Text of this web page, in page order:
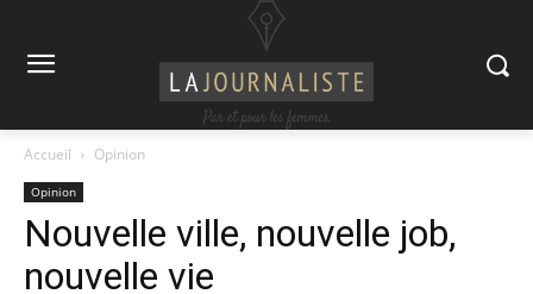
Accueil Opinion
Opinion
Nouvelle ville, nouvelle job,
nouvelle vie